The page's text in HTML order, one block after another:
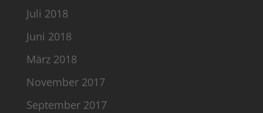
Juli 2018
Juni 2018
März 2018
November 2017
September 2017